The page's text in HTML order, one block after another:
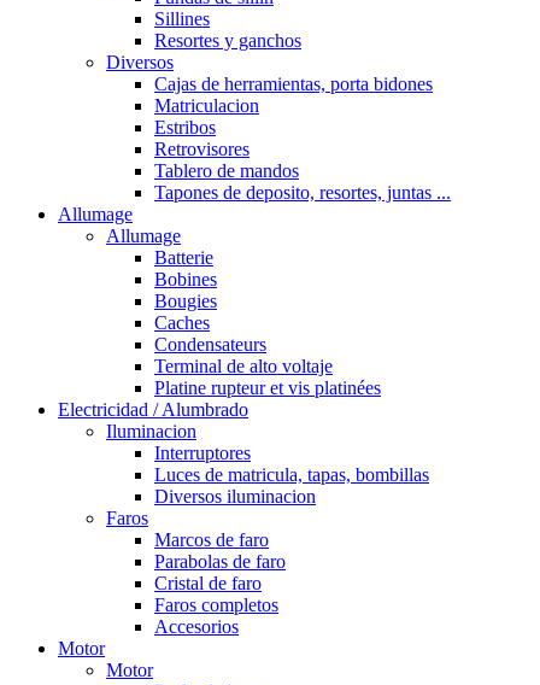
Sillines
Resortes y ganchos
Diversos
Cajas de herramientas, porta bidones
Matriculacion
Estribos
Retrovisores
Tablero de mandos
Tapones de deposito, resortes, juntas ...
Allumage
Allumage
Batterie
Bobines
Bougies
Caches
Condensateurs
Terminal de alto voltaje
Platine rupteur et vis platinées
Electricidad / Alumbrado
Iluminacion
Interruptores
Luces de matricula, tapas, bombillas
Diversos iluminacion
Faros
Marcos de faro
Parabolas de faro
Cristal de faro
Faros completos
Accesorios
Motor
Motor